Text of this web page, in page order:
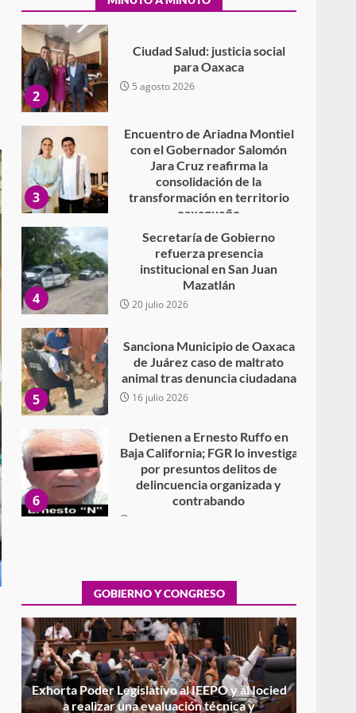
5 agosto 2026
Encuentro de Ariadna Montiel
con el Gobernador Salomón
Jara Cruz reafirma la
oaxaqueño
30 julio 2026
Secretaría de Gobierno
refuerza presencia
institucional en San Juan
Mazatlán
Sanciona Municipio de Oaxaca
de Juárez caso de maltrato
animal tras denuncia ciudadana
Detienen a Ernesto Ruffo en
Baja California; FGR lo investiga
por presuntos delitos de
delincuencia organizada y
16 julio 2026
Sin paso carretera Oaxaca-
Cuacnopalan
1
evaluación técnica y
estructural integral de las
instalaciones de la Escuela
Secundaria General Moisés
Sáenz Garza
5 agosto 2026
Ciudad Salud: justicia social
para Oaxaca
GOBIERNO Y CONGRESO